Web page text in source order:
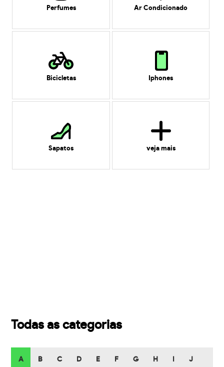
Perfumes Ar Condicionado
Bicicletas Iphones
Sapatos veja mais
Todas as categorias
A B C D E F G H J